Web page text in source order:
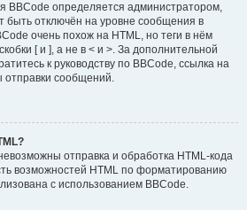
BBCode определяется администратором,
быть отключён на уровне сообщения в
очень похож на HTML, но теги в нём
[ и ], а не в < и >. За дополнительной
к руководству по BBCode, ссылка на
отправки сообщений.
отправка и обработка HTML-кода
возможностей HTML по форматированию
с использованием BBCode.